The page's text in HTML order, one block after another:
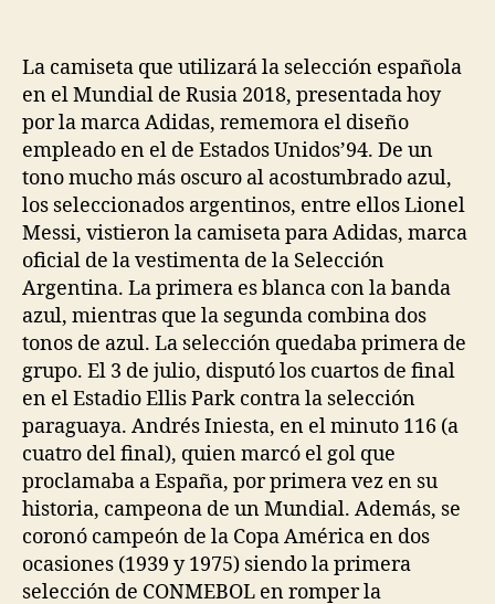
entrada
entrada
La camiseta que utilizará la selección española
en el Mundial de Rusia 2018, presentada hoy
por la marca Adidas, rememora el diseño
empleado en el de Estados Unidos’94. De un
tono mucho más oscuro al acostumbrado azul,
los seleccionados argentinos, entre ellos Lionel
Messi, vistieron la camiseta para Adidas, marca
oficial de la vestimenta de la Selección
Argentina. La primera es blanca con la banda
azul, mientras que la segunda combina dos
tonos de azul. La selección quedaba primera de
grupo. El 3 de julio, disputó los cuartos de final
en el Estadio Ellis Park contra la selección
paraguaya. Andrés Iniesta, en el minuto 116 (a
cuatro del final), quien marcó el gol que
proclamaba a España, por primera vez en su
historia, campeona de un Mundial. Además, se
coronó campeón de la Copa América en dos
ocasiones (1939 y 1975) siendo la primera
selección de CONMEBOL en romper la